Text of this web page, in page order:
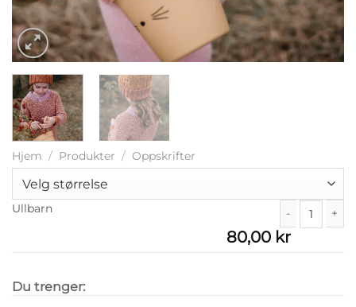
Hjem / Produkter / Oppskrifter
Ullbarn
80,00 kr
Ullbarn antall
Du trenger: